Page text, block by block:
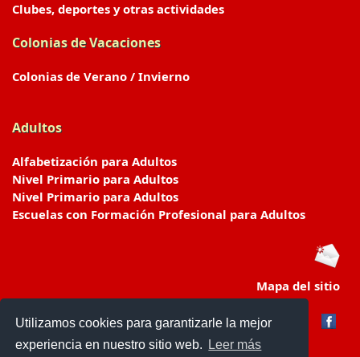
Utilizamos cookies para garantizarle la mejor
experiencia en nuestro sitio web.
Leer más
Clubes, deportes y otras actividades
Colonias de Vacaciones
Colonias de Verano / Invierno
Adultos
Alfabetización para Adultos
Nivel Primario para Adultos
Nivel Primario para Adultos
Escuelas con Formación Profesional para Adultos
Mapa del sitio